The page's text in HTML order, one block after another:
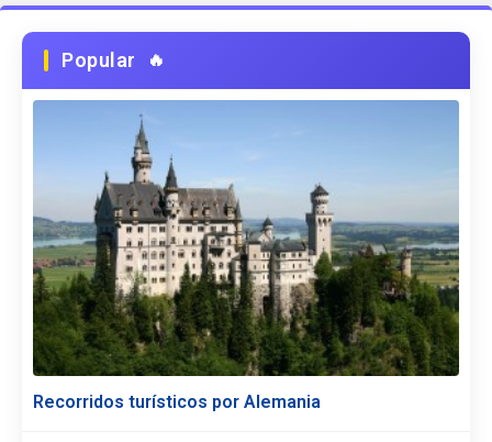
Popular
Recorridos turísticos por Alemania